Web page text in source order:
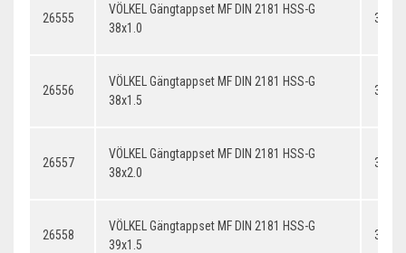
26555
VÖLKEL Gängtappset MF DIN 2181 HSS-G
38x1.0
26556
VÖLKEL Gängtappset MF DIN 2181 HSS-G
38x1.5
26557
VÖLKEL Gängtappset MF DIN 2181 HSS-G
38x2.0
26558
VÖLKEL Gängtappset MF DIN 2181 HSS-G
39x1.5